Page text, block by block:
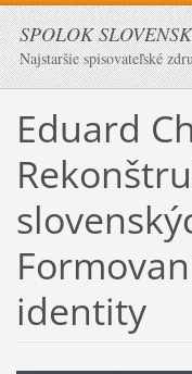
SPOLOK
Najstaršie spisovateľské
Eduard
identity